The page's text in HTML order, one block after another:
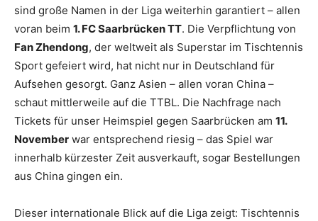
sind große Namen in der Liga weiterhin garantiert – allen
voran beim 1. FC Saarbrücken TT. Die Verpflichtung von
Fan Zhendong, der weltweit als Superstar im Tischtennis
Sport gefeiert wird, hat nicht nur in Deutschland für
Aufsehen gesorgt. Ganz Asien – allen voran China –
schaut mittlerweile auf die TTBL. Die Nachfrage nach
Tickets für unser Heimspiel gegen Saarbrücken am 11.
November war entsprechend riesig – das Spiel war
innerhalb kürzester Zeit ausverkauft, sogar Bestellungen
aus China gingen ein.
Dieser internationale Blick auf die Liga zeigt: Tischtennis